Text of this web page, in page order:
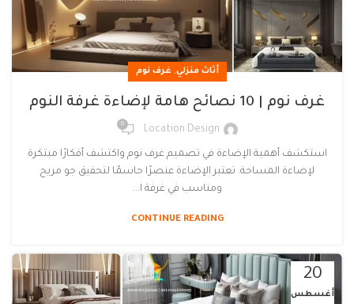
أثاث منزلي, غرف نوم
غرف نوم | 10 نصائح هامة لإضاءة غرفة النوم
Location Design
0
استكشف أهمية الإضاءة في تصميم غرف نوم واكتشف أفكارًا مبتكرة
لإضاءة المساحة. تعتبر الإضاءة عنصرًا حاسمًا لتحقيق جو مريح
ومناسب في غرفة ا...
CONTINUE READING
20
أغسطس